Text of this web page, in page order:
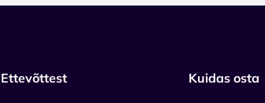
Ettevõttest Kuidas osta